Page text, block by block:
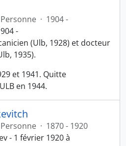
Personne · 1904 -
-
(Ulb, 1928) et docteur
1935).
et 1941. Quitte
en 1944.
Personne · 1870 - 1920
- 1 février 1920 à